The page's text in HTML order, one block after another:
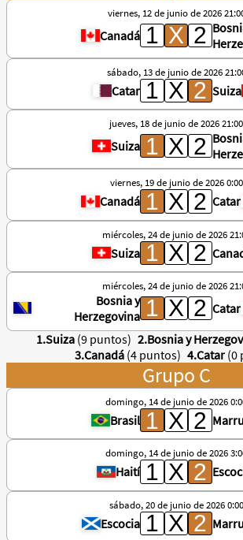
viernes, 12 de junio de 2026
Canadá
sábado, 13 de junio de 2026
Catar Suiza
jueves, 18 de junio de 2026 21:00
Suiza
viernes, 19 de junio de 2026 0:00
Canadá Catar
miércoles, 24 de junio de 2026
Suiza
miércoles, 24 de junio de 2026
Bosnia y
Herzegovina
Catar
1.Suiza (9 puntos) 2.Bosnia y
3.Canadá (4 puntos) 4.Catar (0
Grupo C
domingo, 14 de junio de 2026
Brasil
domingo, 14 de junio de 2026
Haití
sábado, 20 de junio de 2026 0:00
Escocia